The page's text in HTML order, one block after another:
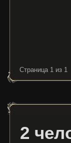
Страница 1 из 1
2